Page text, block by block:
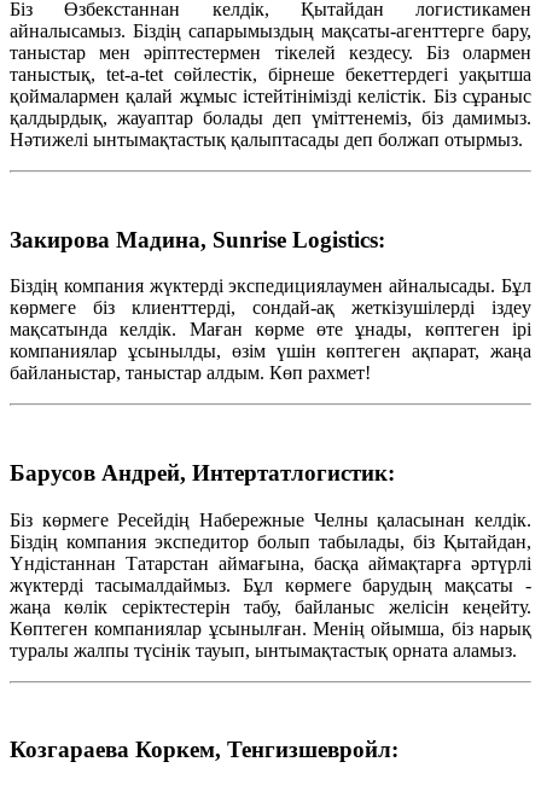
Біз Өзбекстаннан келдік, Қытайдан логистикамен
айналысамыз. Біздің сапарымыздың мақсаты-агенттерге бару,
таныстар мен әріптестермен тікелей кездесу. Біз олармен
таныстық, tet-a-tet сөйлестік, бірнеше бекеттердегі уақытша
қоймалармен қалай жұмыс істейтінімізді келістік. Біз сұраныс
қалдырдық, жауаптар болады деп үміттенеміз, біз дамимыз.
Нәтижелі ынтымақтастық қалыптасады деп болжап отырмыз.
Закирова Мадина, Sunrise Logistics:
Біздің компания жүктерді экспедициялаумен айналысады. Бұл
көрмеге біз клиенттерді, сондай-ақ жеткізушілерді іздеу
мақсатында келдік. Маған көрме өте ұнады, көптеген ірі
компаниялар ұсынылды, өзім үшін көптеген ақпарат, жаңа
байланыстар, таныстар алдым. Көп рахмет!
Барусов Андрей, Интертатлогистик:
Біз көрмеге Ресейдің Набережные Челны қаласынан келдік.
Біздің компания экспедитор болып табылады, біз Қытайдан,
Үндістаннан Татарстан аймағына, басқа аймақтарға әртүрлі
жүктерді тасымалдаймыз. Бұл көрмеге барудың мақсаты -
жаңа көлік серіктестерін табу, байланыс желісін кеңейту.
Көптеген компаниялар ұсынылған. Менің ойымша, біз нарық
туралы жалпы түсінік тауып, ынтымақтастық орната аламыз.
Козгараева Коркем, Тенгизшевройл: